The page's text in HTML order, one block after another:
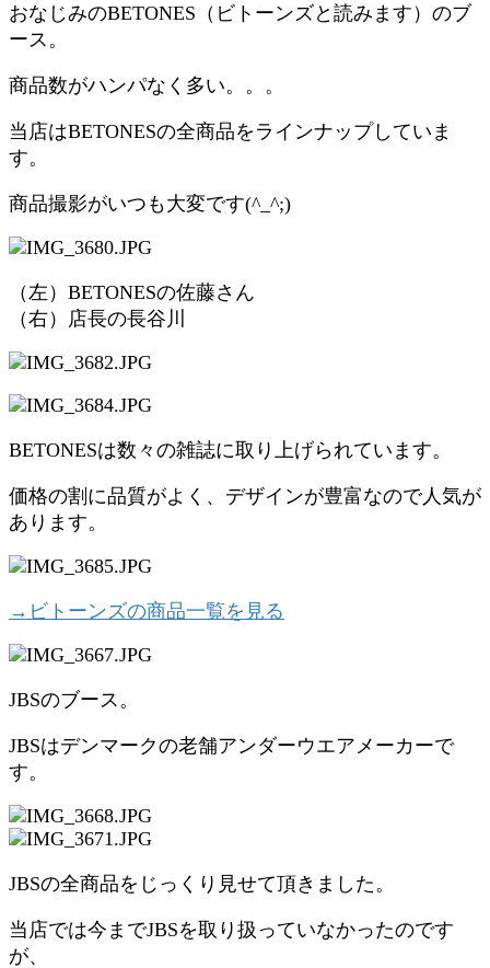
おなじみのBETONES（ビトーンズと読みます）のブ
ース。
商品数がハンパなく多い。。。
当店はBETONESの全商品をラインナップしていま
す。
商品撮影がいつも大変です(^_^;)
（左）BETONESの佐藤さん
（右）店長の長谷川
BETONESは数々の雑誌に取り上げられています。
価格の割に品質がよく、デザインが豊富なので人気が
あります。
→ビトーンズの商品一覧を見る
JBSのブース。
JBSはデンマークの老舗アンダーウエアメーカーで
す。
JBSの全商品をじっくり見せて頂きました。
当店では今までJBSを取り扱っていなかったのです
が、